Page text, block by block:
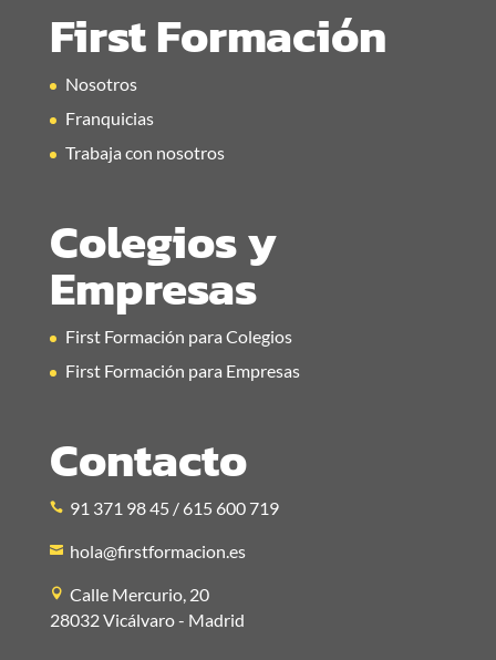
First Formación
Nosotros
Franquicias
Trabaja con nosotros
Colegios y
Empresas
First Formación para Colegios
First Formación para Empresas
Contacto
91 371 98 45 / 615 600 719
hola@firstformacion.es
Calle Mercurio, 20
28032 Vicálvaro - Madrid